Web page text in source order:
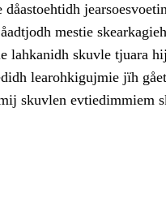
mestie
lahkanidh skuvle tjuara
learohkigujmie jïh
skuvlen evtiedimmiem